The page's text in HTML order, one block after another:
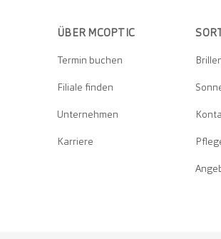
ÜBER MCOPTIC
Termin buchen
Filiale finden
Unternehmen
Karriere